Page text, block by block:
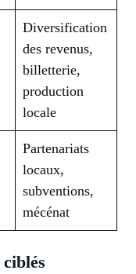
Diversification
des revenus,
billetterie,
production
locale
Partenariats
locaux,
subventions,
mécénat